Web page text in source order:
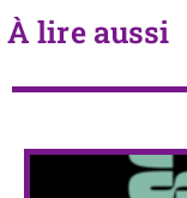
À lire aussi